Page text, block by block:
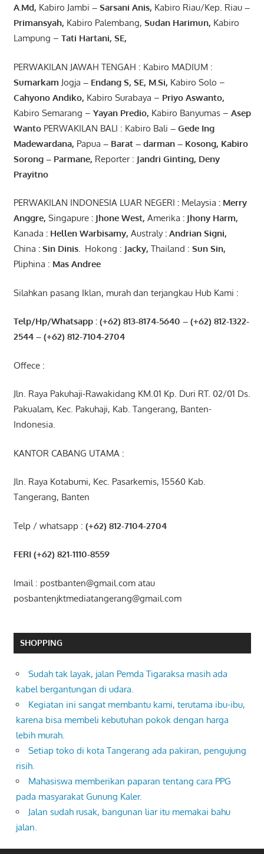
A.Md, Kabiro Jambi – Sarsani Anis, Kabiro Riau/Kep. Riau–
Primansyah, Kabiro Palembang, Sudan Harimun, Kabiro
Lampung – Tati Hartani, SE,
PERWAKILAN JAWAH TENGAH : Kabiro MADIUM :
Sumarkam Jogja – EndangS, SE, M.Si, Kabiro Solo –
Cahyono Andiko, Kabiro Surabaya – Priyo Aswanto,
Kabiro Semarang – Yayan Predio, Kabiro Banyumas – Asep
WantoPERWAKILAN BALI : Kabiro Bali – Gede Ing
Madewardana, Papua – Barat – darman– Kosong, Kabiro
Sorong– Parmane, Reporter : Jandri Ginting, Deny
Prayitno
PERWAKILAN INDONESIA LUAR NEGERI : Melaysia : Merry
Anggre, Singapure: JhoneWest, Amerika : JhonyHarm,
Kanada : Hellen Warbisamy, Australy: Andrian Signi,
China : Sin Dinis. Hokong : Jacky, Thailand : Sun Sin,
Pliphina : Mas Andree
Silahkan pasang Iklan, murah dan terjangkau Hub Kami :
Telp/Hp/Whatsapp : (+62) 813-8174-5640 – (+62) 812-1322-
2544– (+62) 812-7104-2704
Offece :
Jln. Raya Pakuhaji-Rawakidang KM.01 Kp. Duri RT. 02/01 Ds.
Pakualam, Kec. Pakuhaji, Kab. Tangerang, Banten-
Indonesia.
KANTOR CABANG UTAMA :
Jln. Raya Kotabumi, Kec. Pasarkemis, 15560 Kab.
Tangerang, Banten
Telp / whatsapp : (+62) 812-7104-2704
FERI (+62) 821-1110-8559
Imail : postbanten@gmail.com atau
posbantenjktmediatangerang@gmail.com
SHOPPING
Sudah tak layak, jalan Pemda Tigaraksa masih ada
kabel bergantungan di udara.
Kegiatan ini sangat membantu kami, terutama ibu-ibu,
karena bisa membeli kebutuhan pokok dengan harga
lebih murah.
Setiap toko di kota Tangerang ada pakiran, pengujung
risih.
Mahasiswa memberikan paparan tentang cara PPG
pada masyarakat Gunung Kaler.
Jalan sudah rusak, bangunan liar itu memakai bahu
jalan.